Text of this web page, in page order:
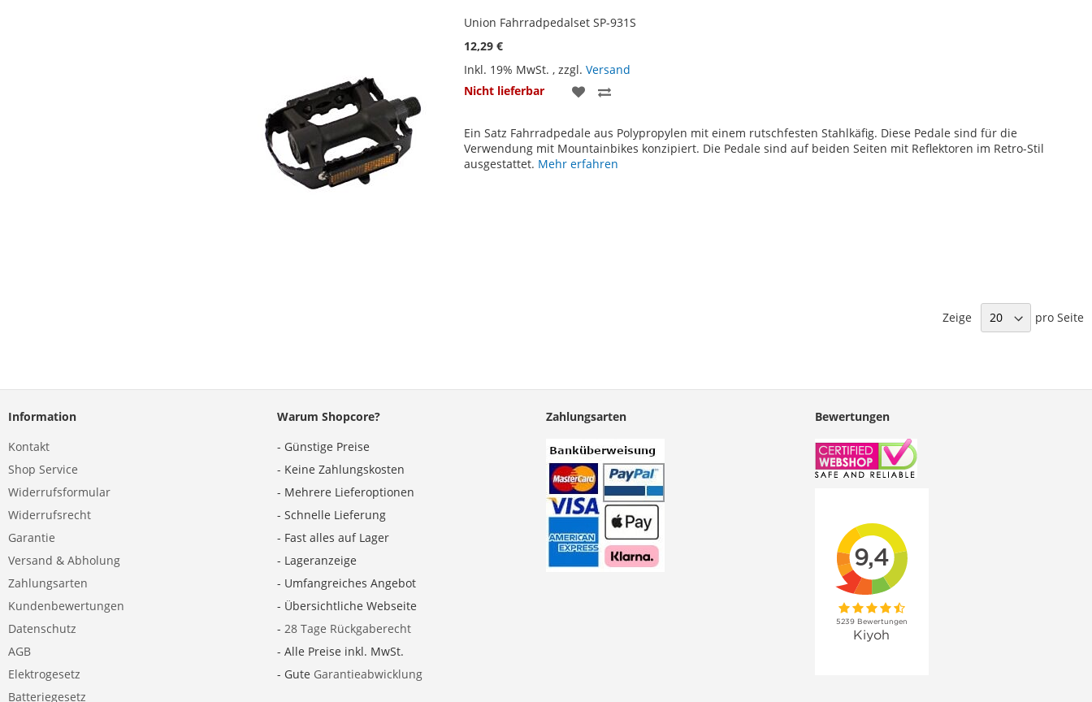
Union Fahrradpedalset SP-931S
12,29 €
Inkl. 19% MwSt. , zzgl. Versand
Nicht lieferbar
ZUR
HINZUFÜGEN
HINZUFÜGEN
Ein Satz Fahrradpedale aus Polypropylen mit einem rutschfesten Stahlkäfig. Diese Pedale sind für die
Verwendung mit Mountainbikes konzipiert. Die Pedale sind auf beiden Seiten mit Reflektoren im Retro-Stil
ausgestattet. Mehr erfahren
Zeige pro Seite
Information
Kontakt
Shop Service
Widerrufsformular
Widerrufsrecht
Garantie
Versand & Abholung
Zahlungsarten
Kundenbewertungen
Datenschutz
AGB
Elektrogesetz
Batteriegesetz
Warum Shopcore?
- Günstige Preise
- Keine Zahlungskosten
- Mehrere Lieferoptionen
- Schnelle Lieferung
- Fast alles auf Lager
- Lageranzeige
- Umfangreiches Angebot
- Übersichtliche Webseite
- 28 Tage Rückgaberecht
- Alle Preise inkl. MwSt.
- Gute Garantieabwicklung
Zahlungsarten Bewertungen